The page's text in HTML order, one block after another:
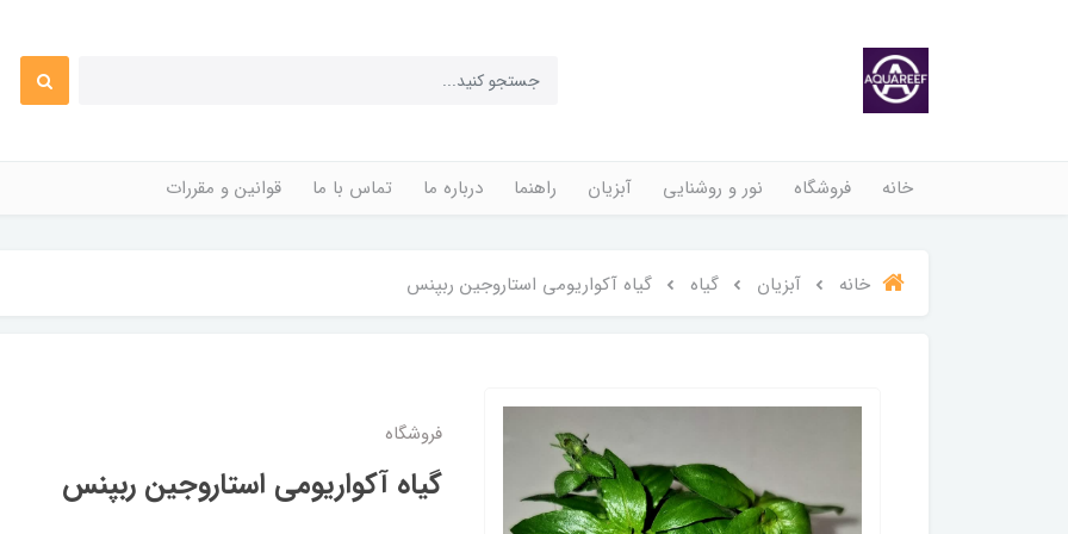
خانه فروشگاه نور و روشنایی آبزیان راهنما درباره ما تماس با ما قوانین و مقررات
خانه آبزیان گیاه گیاه آکواریومی استاروجین ربپنس
فروشگاه
گیاه آکواریومی استاروجین ربپنس